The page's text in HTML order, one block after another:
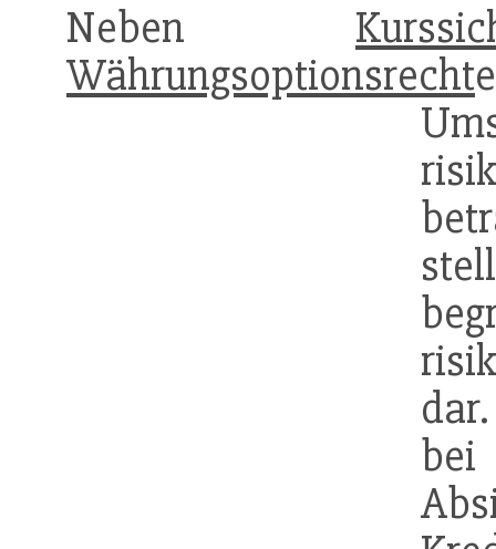
Neben
Währungsoptionsrecht